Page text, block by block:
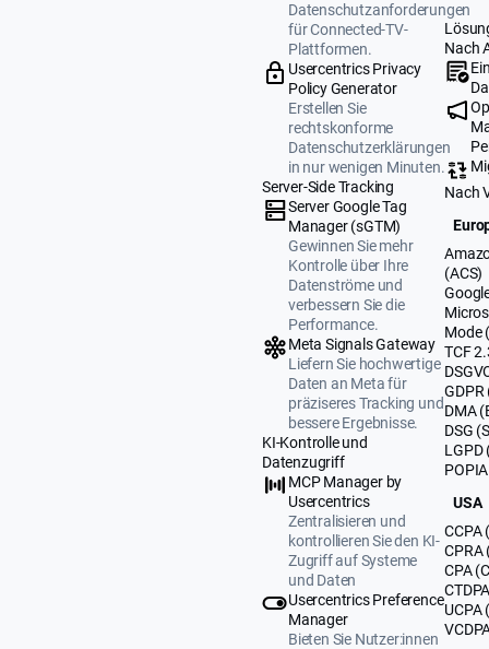
Datenschutzanforderungen
für Connected-TV-
Plattformen.
Usercentrics Privacy
Policy Generator
Erstellen Sie
rechtskonforme
Datenschutzerklärungen
in nur wenigen Minuten.
Server-Side Tracking
Server Google Tag
Manager (sGTM)
Gewinnen Sie mehr
Kontrolle über Ihre
Datenströme und
verbessern Sie die
Performance.
Meta Signals Gateway
Liefern Sie hochwertige
Daten an Meta für
präziseres Tracking und
bessere Ergebnisse.
KI-Kontrolle und
Datenzugriff
MCP Manager by
Usercentrics
Zentralisieren und
kontrollieren Sie den KI-
Zugriff auf Systeme
und Daten
Usercentrics Preference
Manager
Bieten Sie Nutzer:innen
Nach
Nach
(ACS)
Mode
TCF
GDPR
DMA
DSG
LGPD
USA
CCPA
CPRA
CPA
UCPA